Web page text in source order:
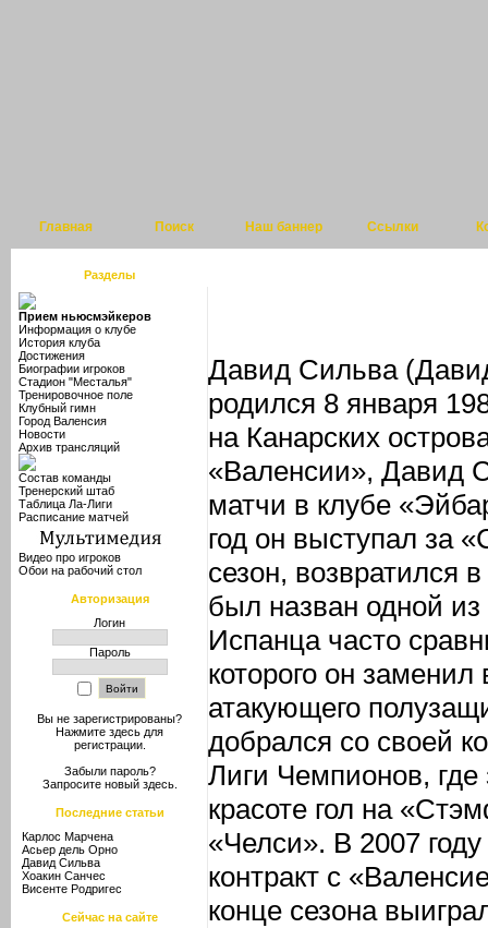
Главная Поиск Наш баннер Ссылки
Разделы
Прием ньюсмэйкеров
Информация о клубе
История клуба
Достижения
Биографии игроков
Стадион "Месталья"
Тренировочное поле
Клубный гимн
Город Валенсия
Новости
Архив трансляций
Состав команды
Тренерский штаб
Таблица Ла-Лиги
Расписание матчей
Видео про игроков
Обои на рабочий стол
Авторизация
Логин
Пароль
Вы не зарегистрированы?
Нажмите здесь для
регистрации.
Забыли пароль?
Запросите новый здесь.
Последние статьи
Карлос Марчена
Асьер дель Орно
Давид Сильва
Хоакин Санчес
Висенте Родригес
Сейчас на сайте
Давид Сильва
родился 8 января
на Канарских
«Валенсии», Давид
матчи в клубе
год он выступал за
сезон, возвратился
был назван одной
Испанца часто
которого он
атакующего
добрался со своей
Лиги Чемпионов,
красоте гол на
«Челси». В 2007
контракт с
конце сезона